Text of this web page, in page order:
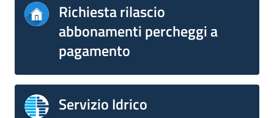
Richiesta rilascio
abbonamenti percheggi a
pagamento
Servizio Idrico